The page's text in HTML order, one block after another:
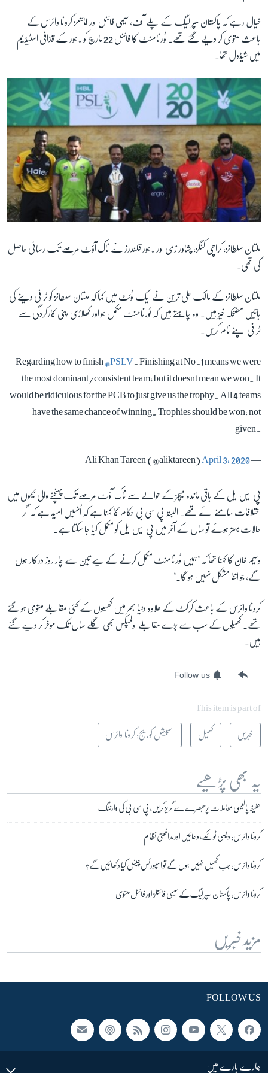
زبان
خیال رہے کہ پاکستان سپر لیگ کے پلے آف، سیمی فائنل اور فائنلز کرونا وائرس کے
باعث ملتوی کر دیے گئے تھے۔ ٹورنامنٹ کا فائنل 22 مارچ کو لاہور کے قذافی اسٹیڈیم
میں شیڈول تھا۔
ملتان سلطانز، کراچی کنگز، پشاور زلمی اور لاہور قلندرز نے ناک آؤٹ مرحلے تک رسائی حاصل
کی تھی۔
ملتان سلطانز کے مالک علی ترین نے ایک ٹوئٹ میں کہا کہ ملتان سلطانز کو ٹرافی دینے کی
باتیں مضحکہ خیز ہیں۔ وہ چاہتے ہیں کہ ٹورنامنٹ مکمل ہو اور کھلاڑی اپنی کارکردگی سے
ٹرافی اپنے نام کریں۔
Regarding how to finish #PSLV . Finishing at No.1 means we were
the most dominant/consistent team, but it doesnt mean we won. It
would be ridiculous for the PCB to just give us the trophy. All 4 teams
have the same chance of winning. Trophies should be won, not
given.
— Ali Khan Tareen (@aliktareen)
April 3, 2020
پی ایس ایل کے باقی ماندہ میچز کے حوالے سے ناک آؤٹ مرحلے تک پہنچنے والی ٹیموں میں
اختلافات سامنے ائے تھے۔ البتہ پی سی بی حکام کا کہنا ہے کہ اُنہیں امید ہے کہ اگر
حالات بہتر ہوئے تو سال کے آخر میں پی ایس ایل کو مکمل کیا جا سکتا ہے۔
وسیم خان کا کہنا تھا کہ "ہمیں ٹورنامنٹ مکمل کرنے کے لیے تین سے چار روز درکار ہوں
گے، جو اتنا مشکل نہیں ہو گا۔"
کرونا وائرس کے باعث کرکٹ کے علاوہ دنیا بھر میں کھیلوں کے کئی مقابلے ملتوی ہو گئے
تھے۔ کھیلوں کے سب سے بڑے مقابلے اولمپکس بھی اگلے سال تک موخر کر دیے گئے
ہیں۔
Follow us
This item is part of
خبریں کھیل اسپیشل کوریج: کرونا وائرس
یہ بھی پڑھیے
حفیظ پالیسی معاملات پر تبصرے سے گریز کریں، پی سی بی کی وارننگ
کرونا وائرس: دیسی ٹوٹکے، دعائیں اور مدافعتی نظام
کرونا وائرس: جب کھیل نہیں ہوں گے تو اسپورٹس چینل کیا دکھائیں گے؟
کرونا وائرس: پاکستان سپر لیگ کے سیمی فائنلز اور فائنل ملتوی
مزید خبریں
FOLLOW US
ہمارے بارے میں